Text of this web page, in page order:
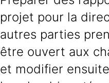
projet pour la
autres parties
être ouvert aux
et modifier